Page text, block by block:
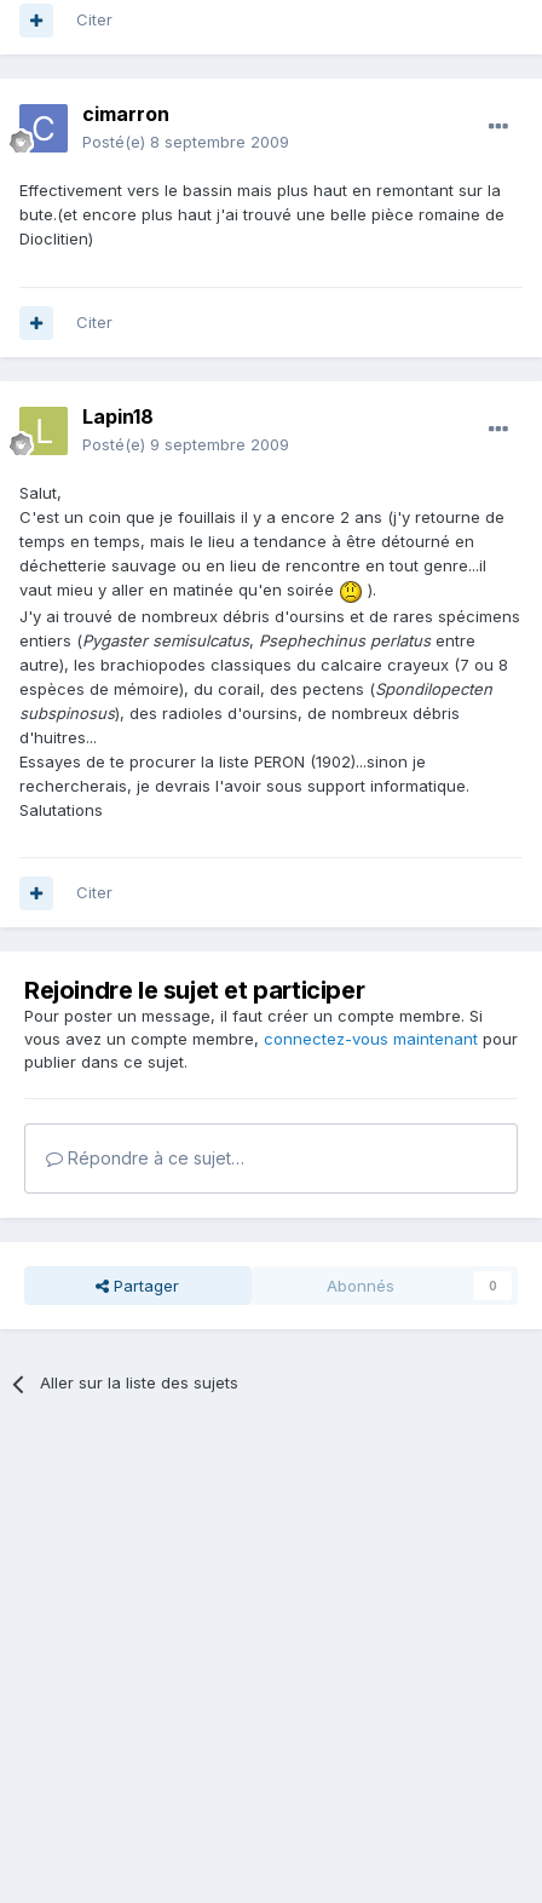
Citer
cimarron
Posté(e) 8 septembre 2009
Effectivement vers le bassin mais plus haut en remontant sur la
bute.(et encore plus haut j'ai trouvé une belle pièce romaine de
Dioclitien)
Citer
Lapin18
Posté(e) 9 septembre 2009
Salut,
C'est un coin que je fouillais il y a encore 2 ans (j'y retourne de
temps en temps, mais le lieu a tendance à être détourné en
déchetterie sauvage ou en lieu de rencontre en tout genre...il
vaut mieu y aller en matinée qu'en soirée
).
J'y ai trouvé de nombreux débris d'oursins et de rares spécimens
entiers (Pygaster semisulcatus, Psephechinus perlatusentre
autre), les brachiopodes classiques du calcaire crayeux (7 ou 8
espèces de mémoire), du corail, des pectens (Spondilopecten
subspinosus), des radioles d'oursins, de nombreux débris
d'huitres...
Essayes de te procurer la liste PERON (1902)...sinon je
rechercherais, je devrais l'avoir sous support informatique.
Salutations
Citer
Rejoindre le sujet et participer
Pour poster un message, il faut créer un compte membre. Si
vous avez un compte membre, connectez-vous maintenant pour
publier dans ce sujet.
Répondre à ce sujet…
Partager Abonnés 0
Aller sur la liste des sujets